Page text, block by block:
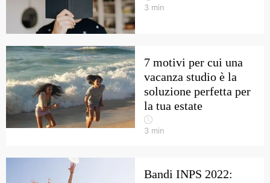
3 min
7 motivi per cui una
vacanza studio è la
soluzione perfetta per
la tua estate
3 min
Bandi INPS 2022: